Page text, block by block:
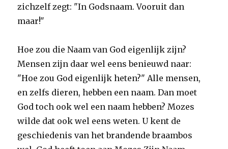
zichzelf zegt: "In Godsnaam. Vooruit dan
maar!"
Hoe zou die Naam van God eigenlijk zijn?
Mensen zijn daar wel eens benieuwd naar:
"Hoe zou God eigenlijk heten?" Alle mensen,
en zelfs dieren, hebben een naam. Dan moet
God toch ook wel een naam hebben? Mozes
wilde dat ook wel eens weten. U kent de
geschiedenis van het brandende braambos